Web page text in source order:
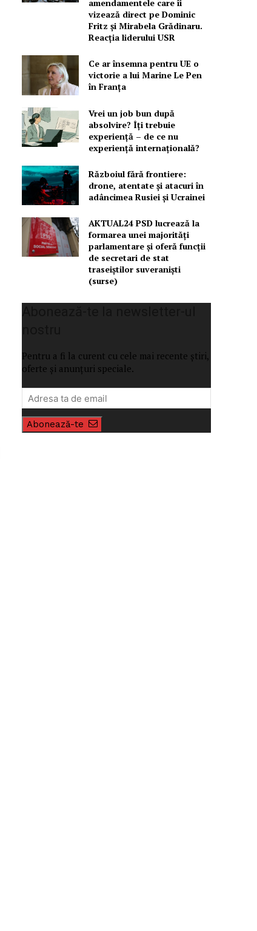
amendamentele care îi
vizează direct pe Dominic
Fritz și Mirabela Grădinaru.
Reacția liderului USR
Ce ar însemna pentru UE o
victorie a lui Marine Le Pen
în Franța
Vrei un job bun după
absolvire? Îți trebuie
experiență – de ce nu
experiență internațională?
Războiul fără frontiere:
drone, atentate și atacuri în
adâncimea Rusiei și Ucrainei
AKTUAL24 PSD lucrează la
formarea unei majorităţi
parlamentare și oferă funcții
de secretari de stat
traseiștilor suveraniști
(surse)
Pentru a fi la curent cu cele mai recente știri,
oferte și anunțuri speciale.
Abonează-te